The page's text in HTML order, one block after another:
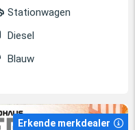
Stationwagen
Diesel
Blauw
Erkende merkdealer